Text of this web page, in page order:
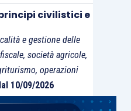
civilistici e
e gestione delle
società agricole,
operazioni
10/09/2026